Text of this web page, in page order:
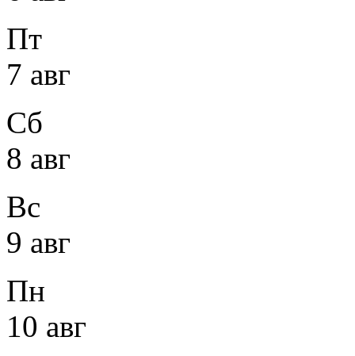
Пт
7 авг
Сб
8 авг
Вс
9 авг
Пн
10 авг